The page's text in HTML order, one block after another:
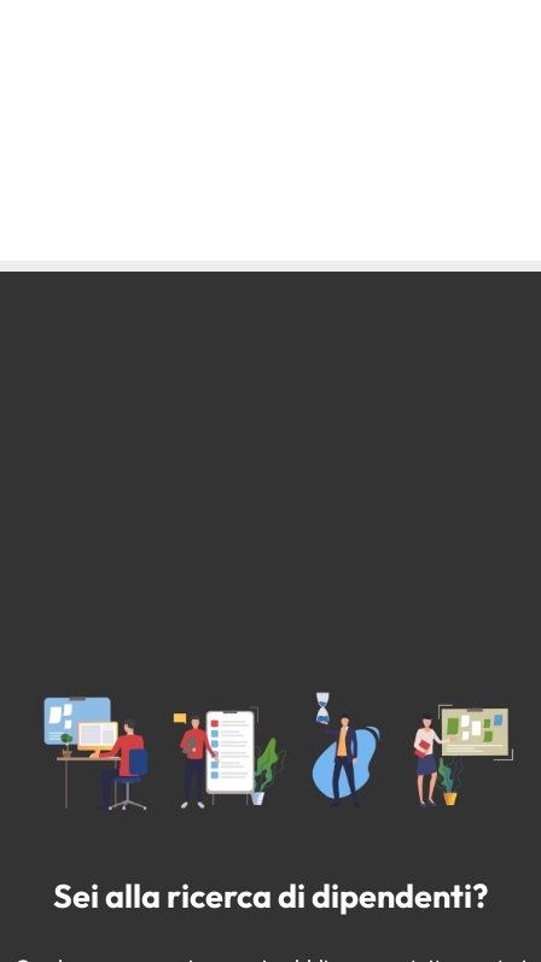
Sei alla ricerca di dipendenti?